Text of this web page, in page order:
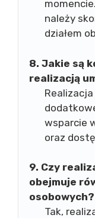
należy
działem
8. Jakie są
realizacją
wsparcie
oraz
9. Czy
obejmuje
osobowych?
Tak,